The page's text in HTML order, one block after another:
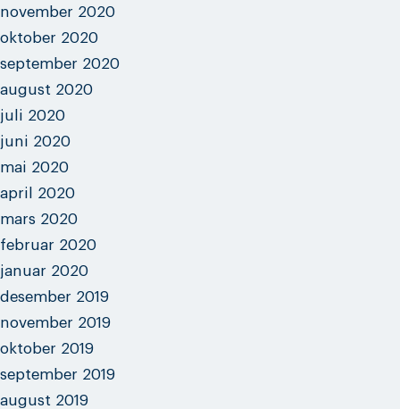
november 2020
oktober 2020
september 2020
august 2020
juli 2020
juni 2020
mai 2020
april 2020
mars 2020
februar 2020
januar 2020
desember 2019
november 2019
oktober 2019
september 2019
august 2019